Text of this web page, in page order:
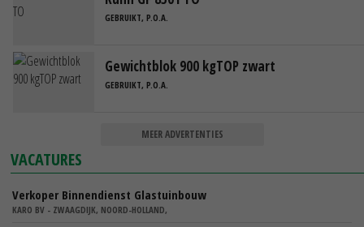
GEBRUIKT, P.O.A.
Gewichtblok 900 kgTOP zwart
GEBRUIKT, P.O.A.
MEER ADVERTENTIES
VACATURES
Verkoper Binnendienst Glastuinbouw
KARO BV - ZWAAGDIJK, NOORD-HOLLAND,